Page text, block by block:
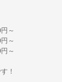
～
～
～
！